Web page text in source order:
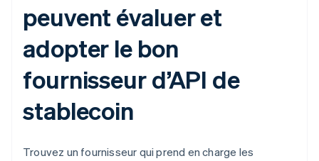
peuvent évaluer et
adopter le bon
fournisseur d’API de
stablecoin
Trouvez un fournisseur qui prend en charge les